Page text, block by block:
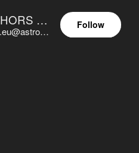
ASTROCOHORS EUNOIA ULTIMA
@astrocohors.eu@astrocohors.eu
Follow